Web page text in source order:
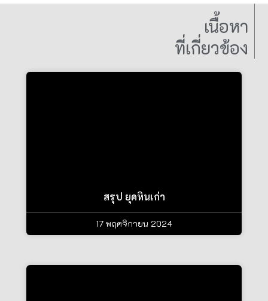
เนื้อหา
ที่เกี่ยวข้อง
สรุป ยุคหินเก่า
17 พฤศจิกายน 2024